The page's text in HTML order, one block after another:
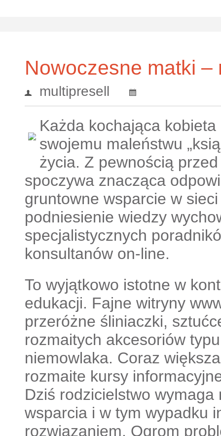
Nowoczesne matki –
multipresell
Każda kochająca
swojemu maleństwu
życia. Z pewnością
spoczywa znacząca
gruntowne wsparcie w
podniesienie wiedzy
specjalistycznych
konsultanów on-line.
To wyjątkowo istotne w
edukacji. Fajne witryny
przeróżne śliniaczki,
rozmaitych akcesoriów
niemowlaka. Coraz
rozmaite kursy
Dziś rodzicielstwo wymaga
wsparcia i w tym wypadku
rozwiązaniem. Ogrom